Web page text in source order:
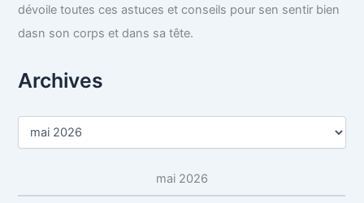
dévoile toutes ces astuces et conseils pour sen sentir bien
dasn son corps et dans sa tête.
Archives
A
mai 2026